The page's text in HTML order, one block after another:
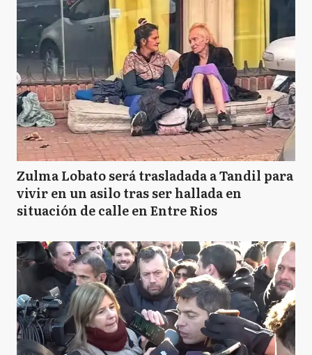
Zulma Lobato será trasladada a Tandil para
vivir en un asilo tras ser hallada en
situación de calle en Entre Rios